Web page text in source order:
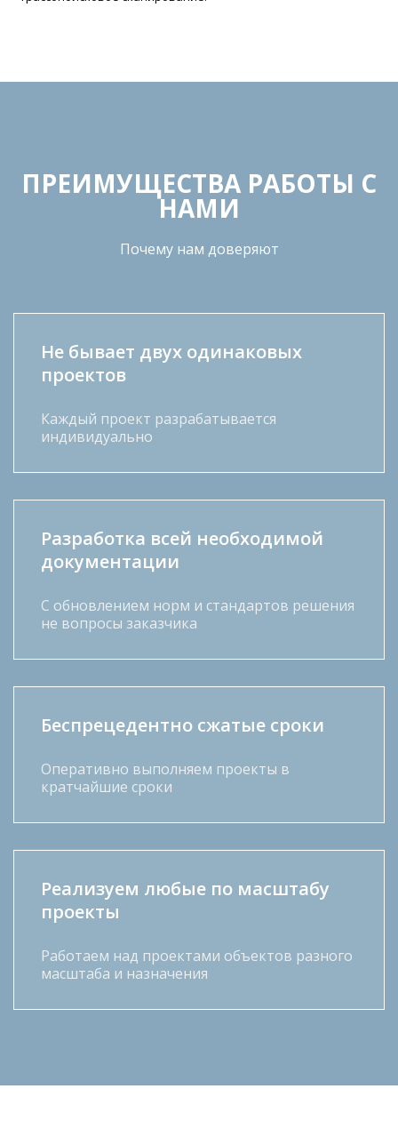
ПРЕИМУЩEСТВА РАБОТЫ С
НАМИ
Почему нам доверяют
Не бывает двух одинаковых
проектов
Каждый проект разрабатывается
индивидуально
Разработка всей необходимой
документации
С обновлением норм и стандартов решения
не вопросы заказчика
Беспрецедентно сжатые сроки
Оперативно выполняем проекты в
кратчайшие сроки
Реализуем любые по масштабу
проекты
Работаем над проектами объектов разного
масштаба и назначения